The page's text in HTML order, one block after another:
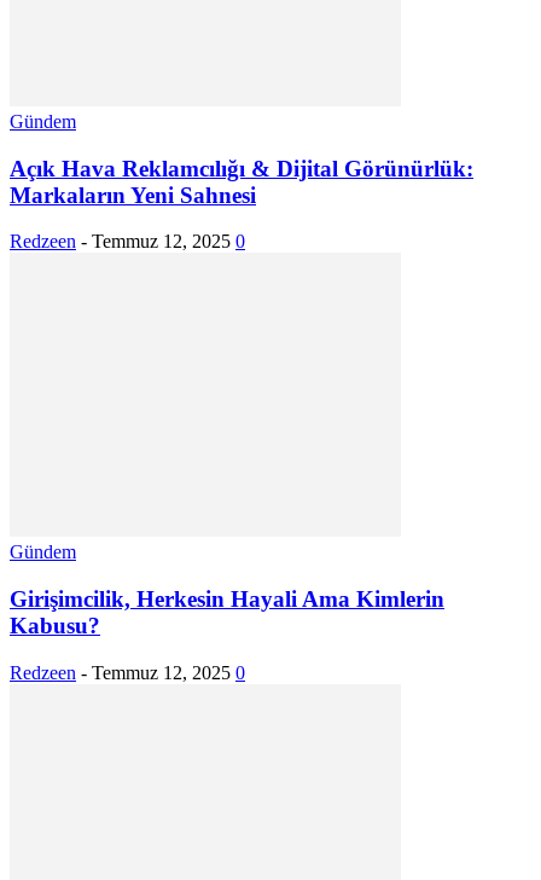
Gündem
Açık Hava Reklamcılığı & Dijital Görünürlük:
Markaların Yeni Sahnesi
Redzeen - Temmuz 12, 2025 0
Gündem
Girişimcilik, Herkesin Hayali Ama Kimlerin
Kabusu?
Redzeen - Temmuz 12, 2025 0